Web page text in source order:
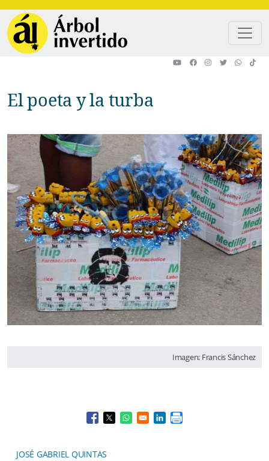
El poeta y la turba
Imagen: Francis Sánchez
Opens in a new window
Opens in a new window
Opens in a new window
Opens in a new window
JOSÉ GABRIEL QUINTAS